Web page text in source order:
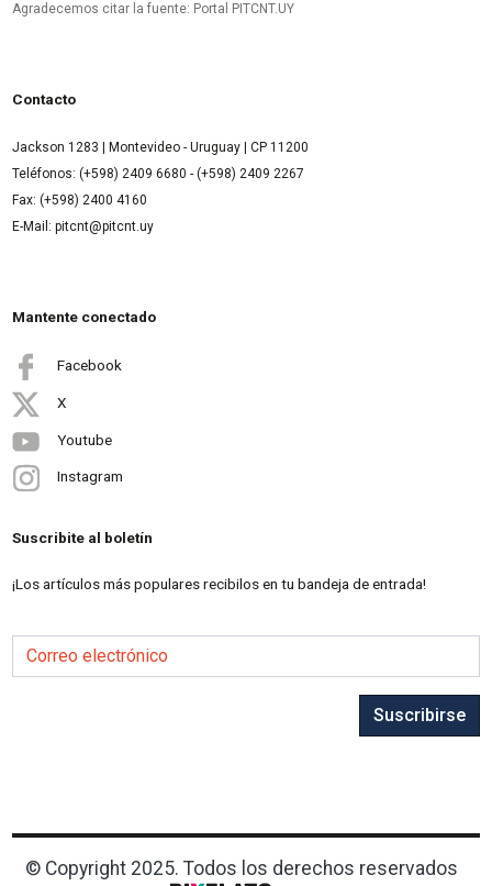
Agradecemos citar la fuente: Portal PITCNT.UY
Contacto
Jackson 1283 | Montevideo - Uruguay | CP 11200
Teléfonos: (+598) 2409 6680 - (+598) 2409 2267
Fax: (+598) 2400 4160
E-Mail: pitcnt@pitcnt.uy
Mantente conectado
Facebook
X
Youtube
Instagram
Suscribite al boletín
¡Los artículos más populares recibilos en tu bandeja de entrada!
Correo electrónico
Suscribirse
© Copyright 2025. Todos los derechos reservados